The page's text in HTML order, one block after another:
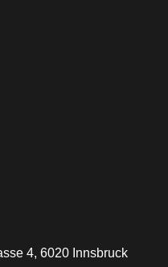
4, 6020 Innsbruck